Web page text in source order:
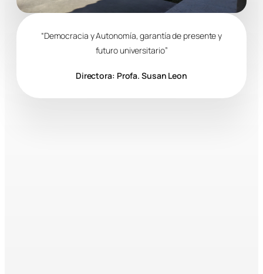
“Democracia y Autonomía, garantía de presente y
futuro universitario”
Directora: Profa. Susan Leon